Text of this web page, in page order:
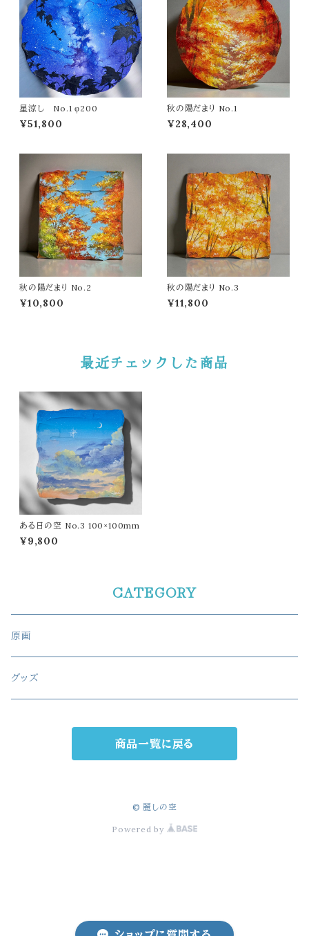
星涼し No.1 φ200
¥51,800
秋の陽だまり No.1
¥28,400
秋の陽だまり No.2
¥10,800
秋の陽だまり No.3
¥11,800
最近チェックした商品
ある日の空 No.3 100×100mm
¥9,800
CATEGORY
原画
グッズ
商品一覧に戻る
© 麗しの空
Powered by